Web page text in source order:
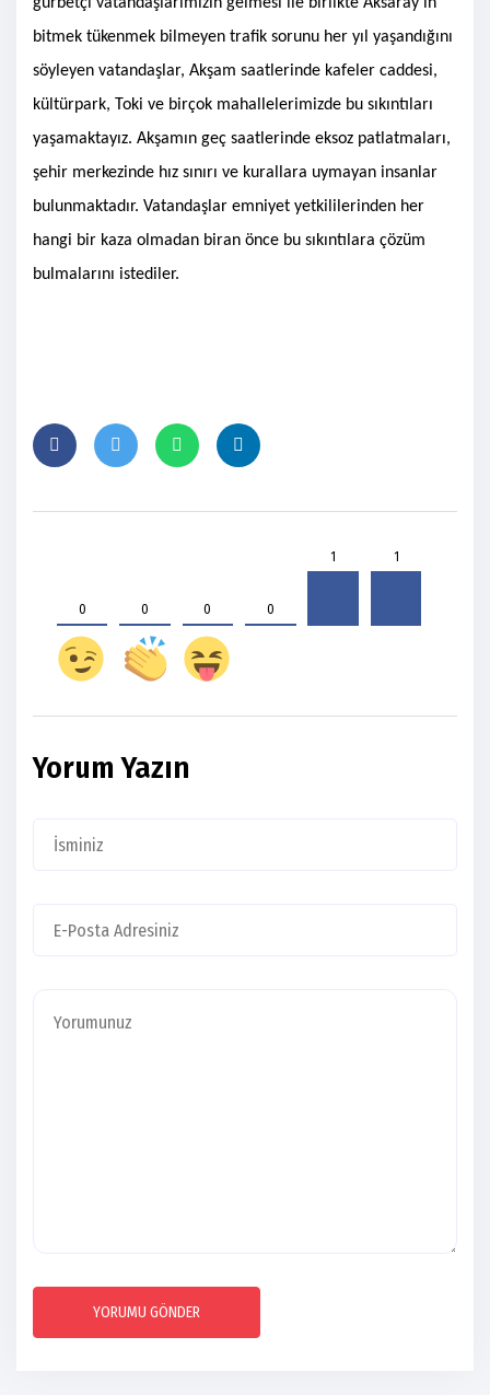
gurbetçi vatandaşlarımızın gelmesi ile birlikte Aksaray’ın
bitmek tükenmek bilmeyen trafik sorunu her yıl yaşandığını
söyleyen vatandaşlar, Akşam saatlerinde kafeler caddesi,
kültürpark, Toki ve birçok mahallelerimizde bu sıkıntıları
yaşamaktayız. Akşamın geç saatlerinde eksoz patlatmaları,
şehir merkezinde hız sınırı ve kurallara uymayan insanlar
bulunmaktadır. Vatandaşlar emniyet yetkililerinden her
hangi bir kaza olmadan biran önce bu sıkıntılara çözüm
bulmalarını istediler.
0 0 0 0
1 1
Yorum Yazın
YORUMU GÖNDER